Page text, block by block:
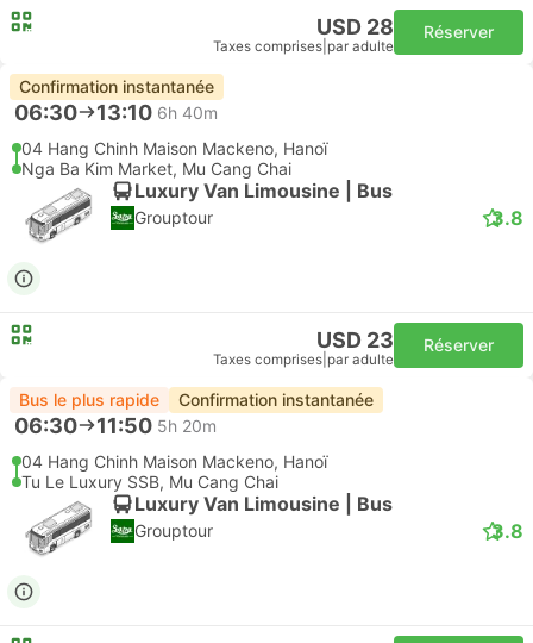
USD 28
Taxes comprises par adulte
Réserver
Confirmation instantanée
06:30 13:10 6h 40m
04 Hang Chinh Maison Mackeno, Hanoï
Nga Ba Kim Market, Mu Cang Chai
Luxury Van Limousine | Bus
Grouptour 3.8
USD 23
Taxes comprises par adulte
Réserver
Bus le plus rapide Confirmation instantanée
06:30 11:50 5h 20m
04 Hang Chinh Maison Mackeno, Hanoï
Tu Le Luxury SSB, Mu Cang Chai
Luxury Van Limousine | Bus
Grouptour 3.8